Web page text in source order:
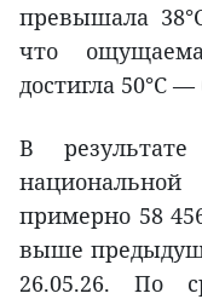
превышала
что
достигла 50°C
В
примерно 58
выше
26.05.26. По